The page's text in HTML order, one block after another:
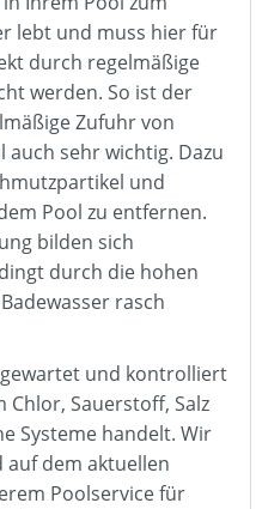
lebt und muss hier für
durch regelmäßige
werden. So ist der
Zufuhr von
auch sehr wichtig. Dazu
und
Pool zu entfernen.
bilden sich
durch die hohen
rasch
und kontrolliert
Chlor, Sauerstoff, Salz
Systeme handelt. Wir
dem aktuellen
Poolservice für